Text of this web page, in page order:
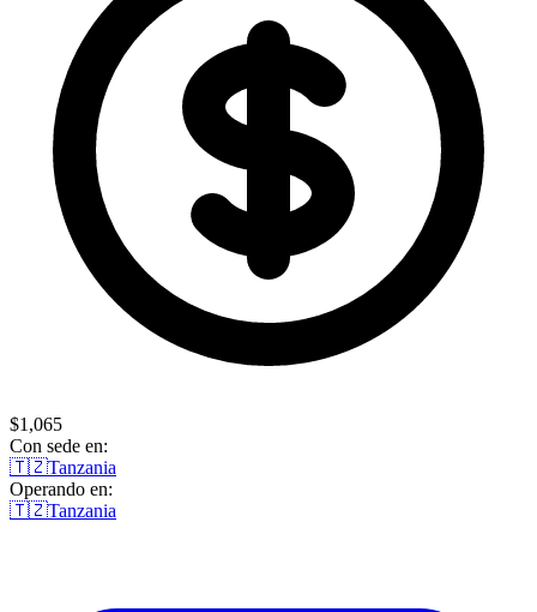
$1,065
Con sede en:
🇹🇿Tanzania
Operando en:
🇹🇿Tanzania